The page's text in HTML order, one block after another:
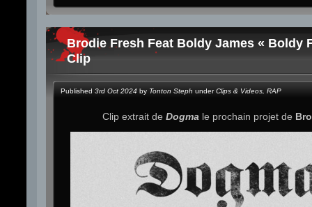
Brodie Fresh Feat Boldy James « Boldy
Clip
Published 3rd Oct 2024 by Tonton Steph underClips & Videos RAP
Clip extrait de Dogma le prochain projet de